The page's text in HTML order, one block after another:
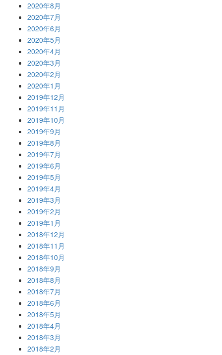
2020年8月
2020年7月
2020年6月
2020年5月
2020年4月
2020年3月
2020年2月
2020年1月
2019年12月
2019年11月
2019年10月
2019年9月
2019年8月
2019年7月
2019年6月
2019年5月
2019年4月
2019年3月
2019年2月
2019年1月
2018年12月
2018年11月
2018年10月
2018年9月
2018年8月
2018年7月
2018年6月
2018年5月
2018年4月
2018年3月
2018年2月